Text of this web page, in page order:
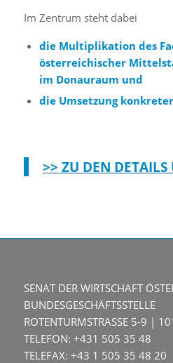
Im Zentrum steht dabei
die Multiplikation des
österreichischer
im Donauraum und
die Umsetzung
>> ZU DEN DETAILS
SENAT DER WIRTSCHAFT
BUNDESGESCHÄFTSSTELLE
ROTENTURMSTRASSE 5-9 |
TELEFON: +431 505 35 48
TELEFAX: +43 1 505 35 48 20